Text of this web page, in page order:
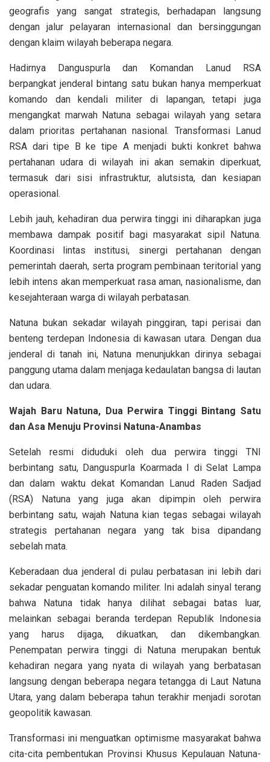
geografis yang sangat strategis, berhadapan langsung
dengan jalur pelayaran internasional dan bersinggungan
dengan klaim wilayah beberapa negara.
Hadirnya Danguspurla dan Komandan Lanud RSA
berpangkat jenderal bintang satu bukan hanya memperkuat
komando dan kendali militer di lapangan, tetapi juga
mengangkat marwah Natuna sebagai wilayah yang setara
dalam prioritas pertahanan nasional. Transformasi Lanud
RSA dari tipe B ke tipe A menjadi bukti konkret bahwa
pertahanan udara di wilayah ini akan semakin diperkuat,
termasuk dari sisi infrastruktur, alutsista, dan kesiapan
operasional.
Lebih jauh, kehadiran dua perwira tinggi ini diharapkan juga
membawa dampak positif bagi masyarakat sipil Natuna.
Koordinasi lintas institusi, sinergi pertahanan dengan
pemerintah daerah, serta program pembinaan teritorial yang
lebih intens akan memperkuat rasa aman, nasionalisme, dan
kesejahteraan warga di wilayah perbatasan.
Natuna bukan sekadar wilayah pinggiran, tapi perisai dan
benteng terdepan Indonesia di kawasan utara. Dengan dua
jenderal di tanah ini, Natuna menunjukkan dirinya sebagai
panggung utama dalam menjaga kedaulatan bangsa di lautan
dan udara.
Wajah Baru Natuna, Dua Perwira Tinggi Bintang Satu
dan Asa Menuju Provinsi Natuna-Anambas
Setelah resmi diduduki oleh dua perwira tinggi TNI
berbintang satu, Danguspurla Koarmada I di Selat Lampa
dan dalam waktu dekat Komandan Lanud Raden Sadjad
(RSA) Natuna yang juga akan dipimpin oleh perwira
berbintang satu, wajah Natuna kian tegas sebagai wilayah
strategis pertahanan negara yang tak bisa dipandang
sebelah mata.
Keberadaan dua jenderal di pulau perbatasan ini lebih dari
sekadar penguatan komando militer. Ini adalah sinyal terang
bahwa Natuna tidak hanya dilihat sebagai batas luar,
melainkan sebagai beranda terdepan Republik Indonesia
yang harus dijaga, dikuatkan, dan dikembangkan.
Penempatan perwira tinggi di Natuna merupakan bentuk
kehadiran negara yang nyata di wilayah yang berbatasan
langsung dengan beberapa negara tetangga di Laut Natuna
Utara, yang dalam beberapa tahun terakhir menjadi sorotan
geopolitik kawasan.
Transformasi ini menguatkan optimisme masyarakat bahwa
cita-cita pembentukan Provinsi Khusus Kepulauan Natuna-